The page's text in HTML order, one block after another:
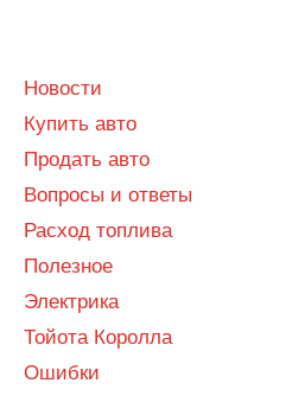
Новости
Купить авто
Продать авто
Вопросы и ответы
Расход топлива
Полезное
Электрика
Тойота Королла
Ошибки